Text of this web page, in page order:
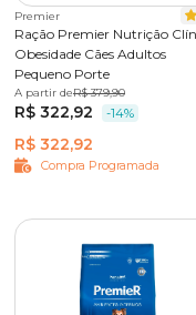
Premier
Ração Premier Nutrição
Obesidade Cães Adultos
Pequeno Porte
2 kg 10,1 kg
A partir deR$ 379,90
R$ 322,92 -14%
R$ 322,92
Compra Programada